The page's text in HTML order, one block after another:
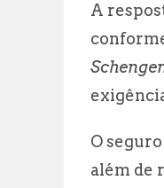
A
O
além de